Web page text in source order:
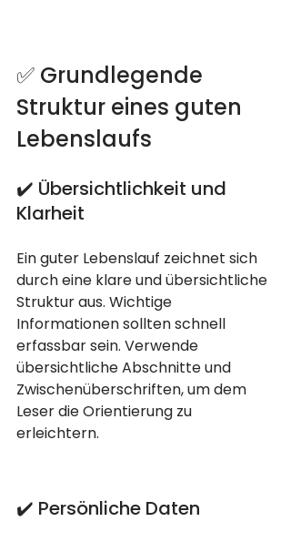
✅ Grundlegende
Struktur eines guten
Lebenslaufs
✔️ Übersichtlichkeit und
Klarheit
Ein guter Lebenslauf zeichnet sich
durch eine klare und übersichtliche
Struktur aus. Wichtige
Informationen sollten schnell
erfassbar sein. Verwende
übersichtliche Abschnitte und
Zwischenüberschriften, um dem
Leser die Orientierung zu
erleichtern.
✔️ Persönliche Daten